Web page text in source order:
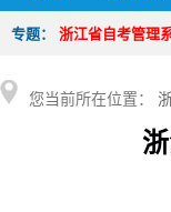
专题： 浙江省自考管理
您当前所在位置：